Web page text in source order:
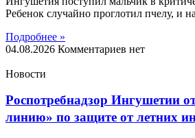
Ребенок случайно проглотил пчелу, и
Подробнее »
04.08.2026 Комментариев нет
Новости
Роспотребнадзор Ингушетии
линию» по защите от летних